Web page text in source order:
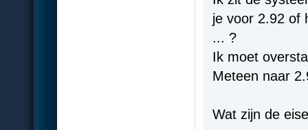
je voor 2.92 of
... ?
Ik moet
Meteen naar
Wat zijn de